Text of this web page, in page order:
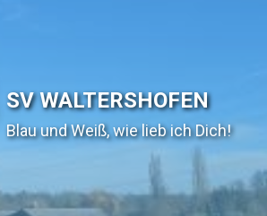
SV WALTERSHOFEN
Blau und Weiß, wie lieb ich Dich!